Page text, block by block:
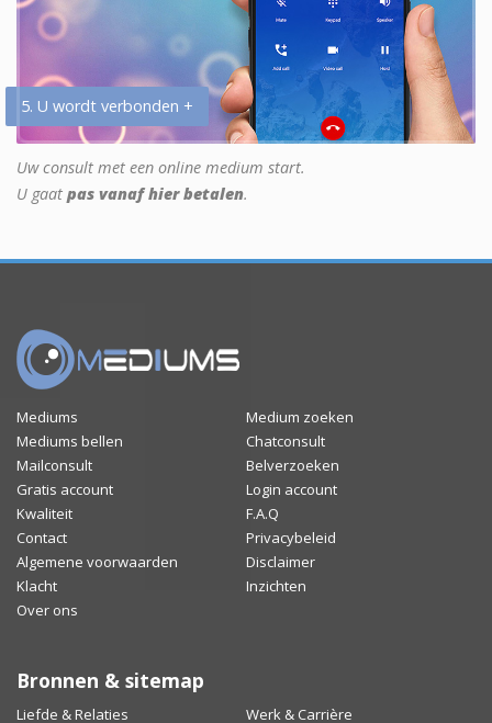
5. U wordt verbonden +
Uw consult met een online medium start.
U gaat pas vanaf hier betalen.
Mediums
Medium zoeken
Mediums bellen
Chatconsult
Mailconsult
Belverzoeken
Gratis account
Login account
Kwaliteit
F.A.Q
Contact
Privacybeleid
Algemene voorwaarden
Disclaimer
Klacht
Inzichten
Over ons
Bronnen & sitemap
Liefde & Relaties Werk & Carrière